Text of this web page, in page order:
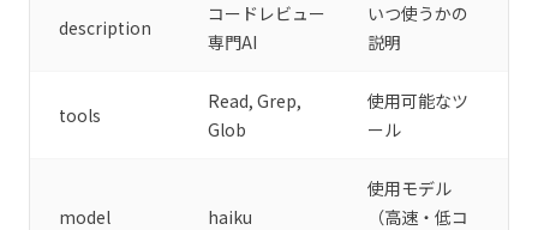
description
コードレビュー
専門AI
いつ使うかの
説明
tools
Read, Grep,
Glob
使用可能なツ
ール
model haiku
使用モデル
（高速・低コ